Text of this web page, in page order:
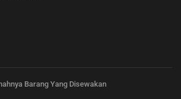
Barang Yang Disewakan